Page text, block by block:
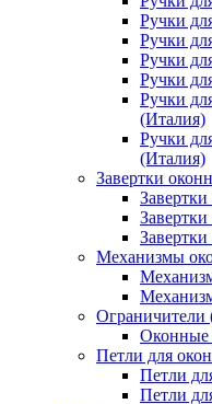
Ручки
Ручки
Ручки
Ручки
Ручки
(Италия)
Ручки
(Италия)
Завертки
Механизмы
Ограничители
Оконные
Петли для
Петли
Петли